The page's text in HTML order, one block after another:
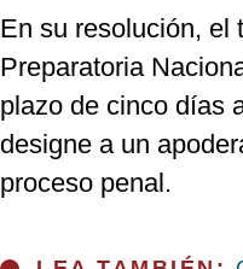
En su resolución, el
Preparatoria
plazo de cinco días
designe a un
proceso penal.